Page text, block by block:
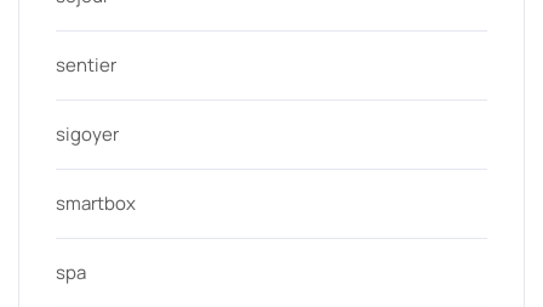
sentier
sigoyer
smartbox
spa